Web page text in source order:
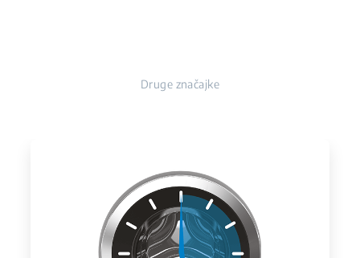
Druge značajke